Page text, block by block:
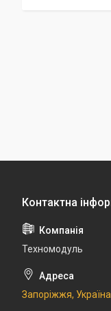
Техномодуль
Запоріжжя, Україна